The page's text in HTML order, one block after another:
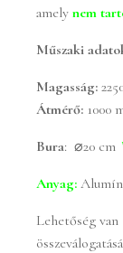
amely nem
Műszaki
Magasság:
Átmérő: 1000
Bura: ⌀20 cm
Anyag:
Lehetőség